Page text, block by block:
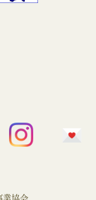
業協会